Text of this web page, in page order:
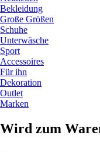
Bekleidung
Große Größen
Schuhe
Unterwäsche
Sport
Accessoires
Für ihn
Dekoration
Outlet
Marken
Wird zum